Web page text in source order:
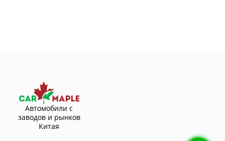
Автомобили с
заводов и рынков
Китая